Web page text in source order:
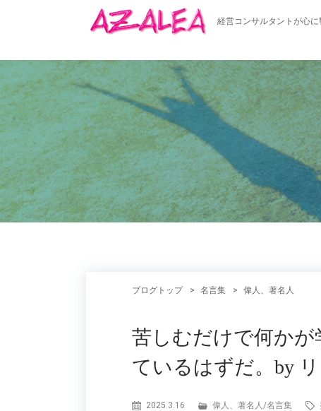
経営コンサルタントが心
ブログトップ 名言集 偉人、著名人
苦しむだけで何かが
ているはずだ。by
2025.3.16 偉人、著名人/名言集